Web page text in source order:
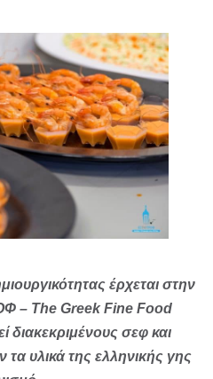
έρχεται στην
– The Greek Fine Food
διακεκριμένους σεφ και
υλικά της ελληνικής γης